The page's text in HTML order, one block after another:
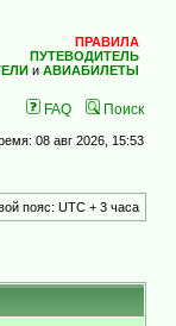
ПРАВИЛА
ПУТЕВОДИТЕЛЬ
и АВИАБИЛЕТЫ
FAQ Поиск
08 авг 2026, 15:53
пояс: UTC + 3 часа